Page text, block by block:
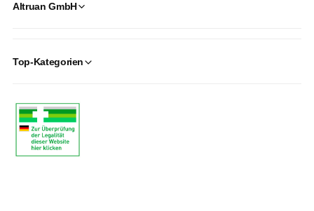
Altruan GmbH
Top-Kategorien